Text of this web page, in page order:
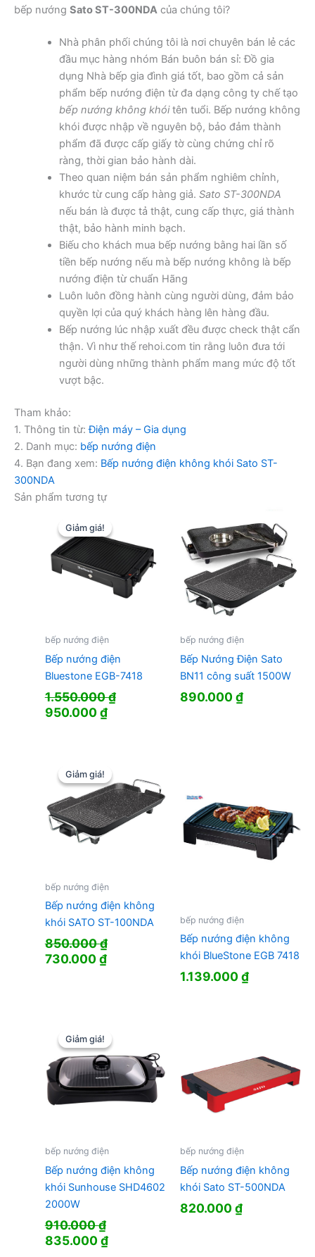
bếp nướng Sato ST-300NDA của chúng tôi?
Nhà phân phối chúng tôi là nơi chuyên bán lẻ các
đầu mục hàng nhóm Bán buôn bán sỉ: Đồ gia
dụng Nhà bếp gia đình giá tốt, bao gồm cả sản
phẩm bếp nướng điện từ đa dạng công ty chế tạo
bếp nướng không khóitên tuổi. Bếp nướng không
khói được nhập về nguyên bộ, bảo đảm thành
phẩm đã được cấp giấy tờ cùng chứng chỉ rõ
ràng, thời gian bảo hành dài.
Theo quan niệm bán sản phẩm nghiêm chỉnh,
khước từ cung cấp hàng giả. Sato ST-300NDA
nếu bán là được tả thật, cung cấp thực, giá thành
thật, bảo hành minh bạch.
Biếu cho khách mua bếp nướng bằng hai lần số
tiền bếp nướng nếu mà bếp nướng không là bếp
nướng điện từ chuẩn Hãng
Luôn luôn đồng hành cùng người dùng, đảm bảo
quyền lợi của quý khách hàng lên hàng đầu.
Bếp nướng lúc nhập xuất đều được check thật cẩn
thận. Vì như thế rehoi.com tin rằng luôn đưa tới
người dùng những thành phẩm mang mức độ tốt
vượt bậc.
Tham khảo:
1. Thông tin từ:Điện máy – Gia dụng
2. Danh mục: bếp nướng điện
4. Bạn đang xem: Bếp nướng điện không khói Sato ST-
300NDA
Sản phẩm tương tự
Giảm giá!
Giảm giá!
bếp nướng điện
Bếp nướng điện
Bluestone EGB-7418
1.550.000₫
Giá
950.000₫Giá
950.000 ₫.
bếp nướng điện
Bếp Nướng Điện Sato
BN11 công suất 1500W
890.000₫
Giảm giá!
Giảm giá!
bếp nướng điện
Bếp nướng điện không
khói SATO ST-100NDA
850.000₫
Giá
730.000₫Giá
bếp nướng điện
Bếp nướng điện không
khói BlueStone EGB 7418
1.139.000₫
Giảm giá!
Giảm giá!
bếp nướng điện
Bếp nướng điện không
khói Sunhouse SHD4602
2000W
910.000₫
Giá
835.000₫Giá
bếp nướng điện
Bếp nướng điện không
khói Sato ST-500NDA
820.000₫